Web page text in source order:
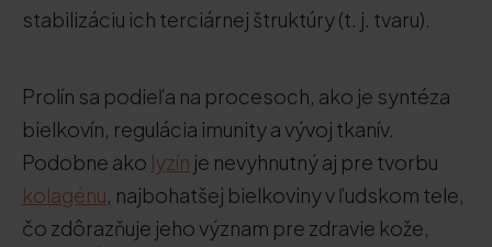
stabilizáciu ich terciárnej štruktúry (t. j. tvaru).
Prolín sa podieľa na procesoch, ako je syntéza
bielkovín, regulácia imunity a vývoj tkanív.
Podobne ako lyzín je nevyhnutný aj pre tvorbu
kolagénu, najbohatšej bielkoviny v ľudskom tele,
čo zdôrazňuje jeho význam pre zdravie kože,